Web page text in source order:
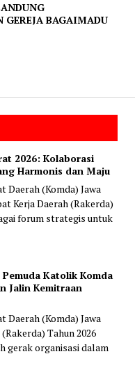
GEREJA BAGAIMADU
2026: Kolaborasi
Harmonis dan Maju
Daerah (Komda) Jawa
Kerja Daerah (Rakerda)
forum strategis untuk
Katolik Komda
Jalin Kemitraan
Daerah (Komda) Jawa
Tahun 2026
gerak organisasi dalam